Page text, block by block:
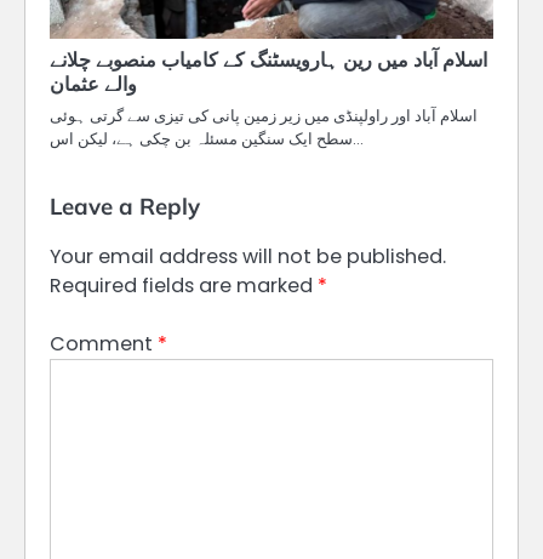
اسلام آباد میں رین ہارویسٹنگ کے کامیاب منصوبے چلانے
والے عثمان
اسلام آباد اور راولپنڈی میں زیر زمین پانی کی تیزی سے گرتی ہوئی
سطح ایک سنگین مسئلہ بن چکی ہے، لیکن اس…
Leave a Reply
Your email address will not be published.
Required fields are marked *
Comment *